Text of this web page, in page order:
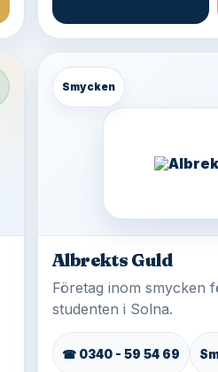
Smycken
Albrekts Guld
Företag inom smycken
studenten i Solna.
☎ 0340 - 59 54 69